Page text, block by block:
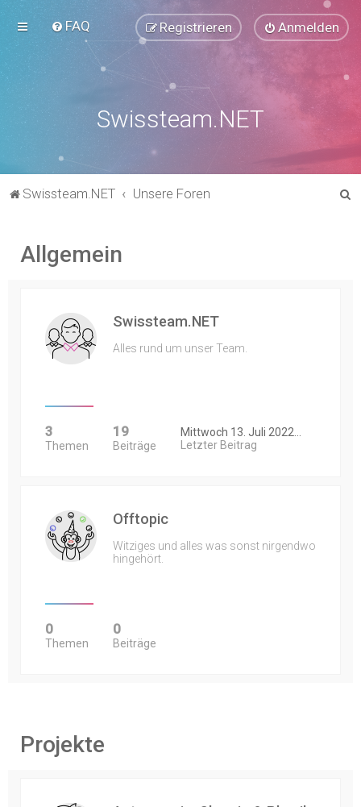
FAQ Anmelden
Registrieren
Swissteam.NET
Swissteam.NET Unsere Foren
Allgemein
Swissteam.NET
Alles rund um unser Team.
3
Themen
19
Beiträge
Mittwoch 13. Juli 2022…
Letzter Beitrag
Offtopic
Witziges und alles was sonst nirgendwo
hingehört.
0
Themen
0
Beiträge
Projekte